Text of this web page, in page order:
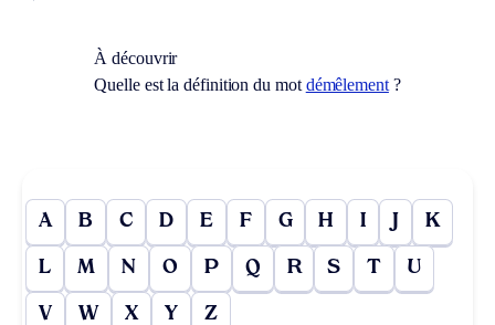
À découvrir
Quelle est la définition du mot démêlement?
A B C D E F G H I J K
L M N O P Q R S T U
V W X Y Z